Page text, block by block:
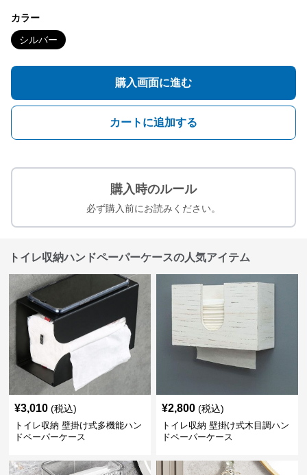
カラー
シルバー
購入画面に進む
カートに追加する
購入時のルール
必ず購入前にお読みください。
トイレ収納ハンドペーパーケースの人気アイテム
¥3,010 (税込)
トイレ収納 壁掛け式多機能ハン
ドペーパーケース
¥2,800 (税込)
トイレ収納 壁掛け式木目調ハン
ドペーパーケース